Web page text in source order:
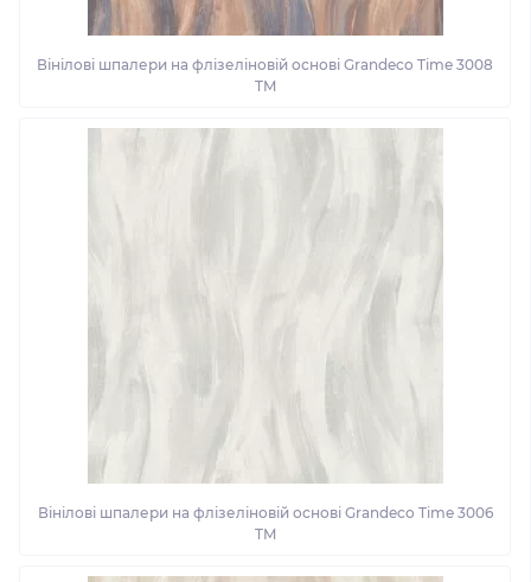
Вінілові шпалери на флізеліновій основі Grandeco Time 3008
TM
Вінілові шпалери на флізеліновій основі Grandeco Time 3006
TM